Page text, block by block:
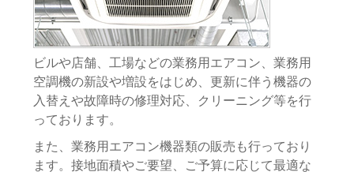
ビルや店舗、工場などの業務用エアコン、業務用
空調機の新設や増設をはじめ、更新に伴う機器の
入替えや故障時の修理対応、クリーニング等を行
っております。
また、業務用エアコン機器類の販売も行っており
ます。接地面積やご要望、ご予算に応じて最適な